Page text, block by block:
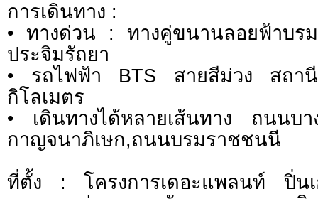
การเดินทาง :
• ทางด่วน : ทางคู่ขนานลอยฟ้าบร
ประจิมรัถยา
• รถไฟฟ้า BTS สายสีม่วง สถา
กิโลเมตร
• เดินทางได้หลายเส้นทาง ถนนบา
กาญจนาภิเษก,ถนนบรมราชชนนี
ที่ตั้ง : โครงการเดอะแพลนท์ ปิ่นเ